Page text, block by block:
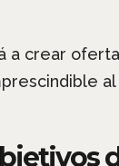
a crear